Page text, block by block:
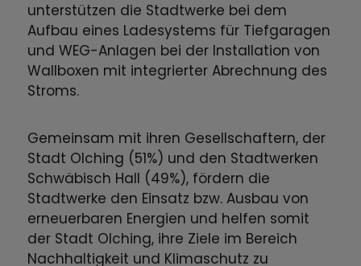
unterstützen die Stadtwerke bei dem
Aufbau eines Ladesystems für Tiefgaragen
und WEG-Anlagen bei der Installation von
Wallboxen mit integrierter Abrechnung des
Stroms.
Gemeinsam mit ihren Gesellschaftern, der
Stadt Olching (51%) und den Stadtwerken
Schwäbisch Hall (49%), fördern die
Stadtwerke den Einsatz bzw. Ausbau von
erneuerbaren Energien und helfen somit
der Stadt Olching, ihre Ziele im Bereich
Nachhaltigkeit und Klimaschutz zu